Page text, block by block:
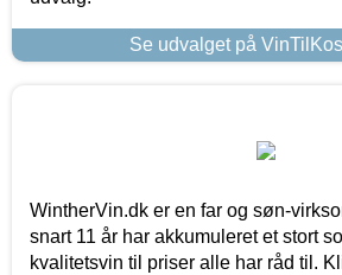
Se udvalget på
WintherVin.dk er en far og søn-
snart 11 år har akkumuleret et stort
kvalitetsvin til priser alle har råd til.